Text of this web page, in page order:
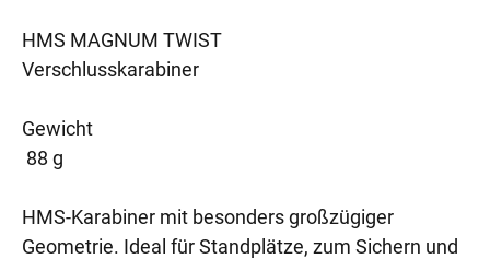
HMS MAGNUM TWIST
Verschlusskarabiner
Gewicht
88 g
HMS-Karabiner mit besonders großzügiger
Geometrie. Ideal für Standplätze, zum Sichern und